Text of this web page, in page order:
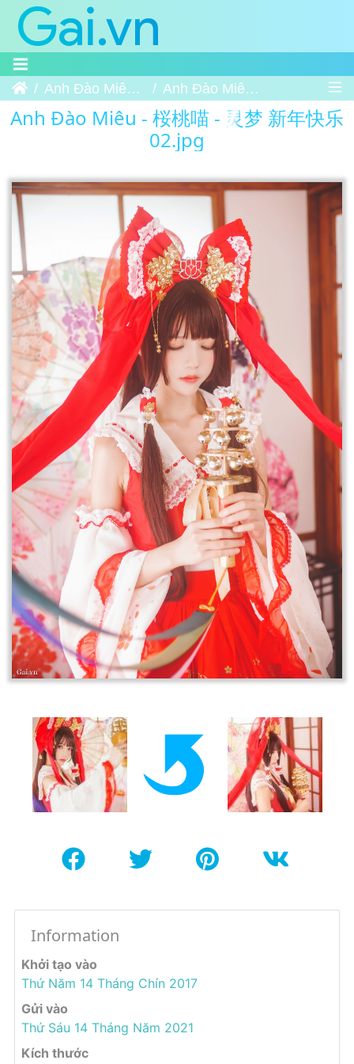
Trang chủAnh Đào Miêu - 桜桃喵 - 灵梦 新年快乐 Anh Đào Miêu - 桜桃喵 - 灵梦 新年快乐 02
Anh Đào Miêu - 桜桃喵 - 灵梦 新年快乐
02.jpg
Information
Khởi tạo vào
Thứ Năm 14 Tháng Chín 2017
Gửi vào
Thứ Sáu 14 Tháng Năm 2021
Kích thước